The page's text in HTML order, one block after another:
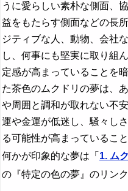
うに愛らしい素朴な側面、
益をもたらす側面などの長
ジティブな人、動物、会社
し、何事にも堅実に取り組
定感が高まっていることを
た茶色のムクドリの夢は、
や周囲と調和が取れない不
運や金運が低迷し、騒々し
る可能性が高まっているこ
何かが印象的な夢は「 1. ム
の『特定の色の夢』のリン